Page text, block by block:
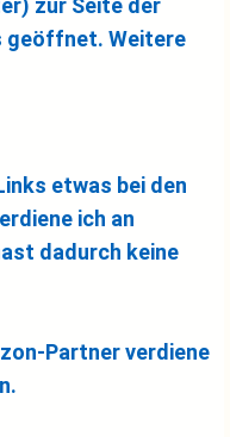
zur Seite der
geöffnet. Weitere
etwas bei den
ich an
dadurch keine
Partner verdiene